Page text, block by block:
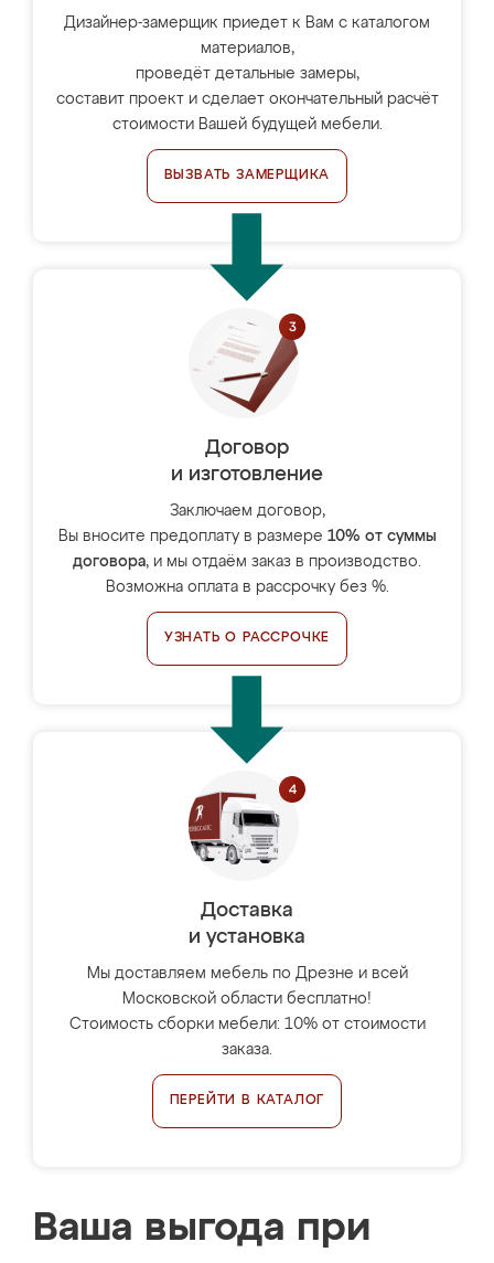
Дизайнер-замерщик приедет к Вам с каталогом
материалов,
проведёт детальные замеры,
составит проект и сделает окончательный расчёт
стоимости Вашей будущей мебели.
ВЫЗВАТЬ ЗАМЕРЩИКА
Договор
и изготовление
Заключаем договор,
Вы вносите предоплату в размере 10% от суммы
договора, и мы отдаём заказ в производство.
Возможна оплата в рассрочку без %.
УЗНАТЬ О РАССРОЧКЕ
Доставка
и установка
Мы доставляем мебель по Дрезне и всей
Московской области бесплатно!
Стоимость сборки мебели: 10% от стоимости
заказа.
ПЕРЕЙТИ В КАТАЛОГ
Ваша выгода при